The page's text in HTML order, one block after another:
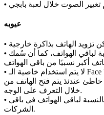
عيوبه
• وزن الهاتف ثقيل إلى حد ما بالنسبة لباقي الهواتف، كما أن سُمك
• لا يتم استخدام خاصية الـ Face Unlock بشكل مباشر بل يجب أولًا:
عندئذ يتم فتح الهاتف من
خلال التعرف على الوجه.
• الهاتف سعره مُرتفع نسبيًا بالنسبة لباقي الهواتف في باقي
الشركات.